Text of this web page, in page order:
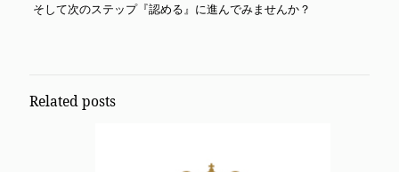
そして次のステップ『認める』に進んでみませんか？
Related posts